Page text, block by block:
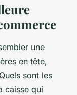
une
en tête,
sont les
caisse qui